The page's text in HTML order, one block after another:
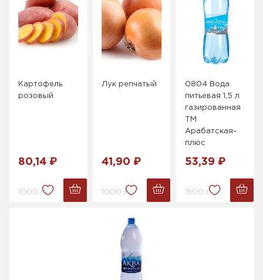
Картофель
розовый
80,14 ₽
1000 г.
Лук репчатый
41,90 ₽
1000 г.
0804 Вода
питьевая 1,5 л
газированная
ТМ
Арабатская-
плюс
53,39 ₽
1500 г.